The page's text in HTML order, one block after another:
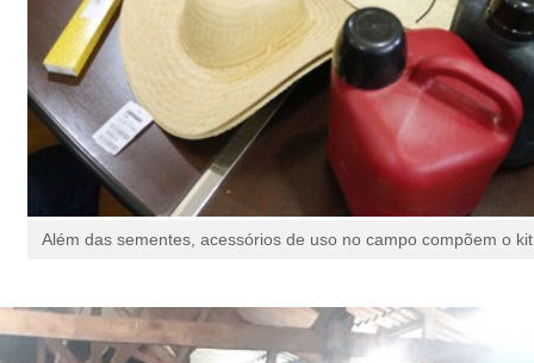
Além das sementes, acessórios de uso no campo compõem o kit